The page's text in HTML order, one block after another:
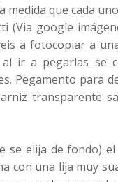
que cada
(Via google
a fotocopiar a
ir a pegarlas se
Pegamento para
transparente
elija de fondo)
con una lija muy